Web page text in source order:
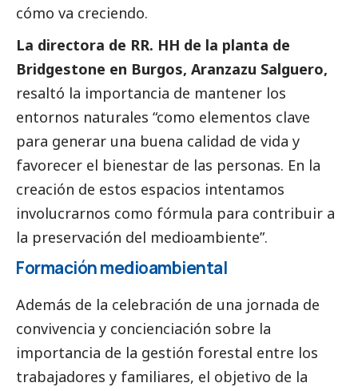
cómo va creciendo.
La directora de RR. HH de la planta de
Bridgestone en Burgos, Aranzazu Salguero,
resaltó la importancia de mantener los
entornos naturales “como elementos clave
para generar una buena calidad de vida y
favorecer el bienestar de las personas. En la
creación de estos espacios intentamos
involucrarnos como fórmula para contribuir a
la preservación del medioambiente”.
Formación medioambiental
Además de la celebración de una jornada de
convivencia y concienciación sobre la
importancia de la gestión forestal entre los
trabajadores y familiares, el objetivo de la